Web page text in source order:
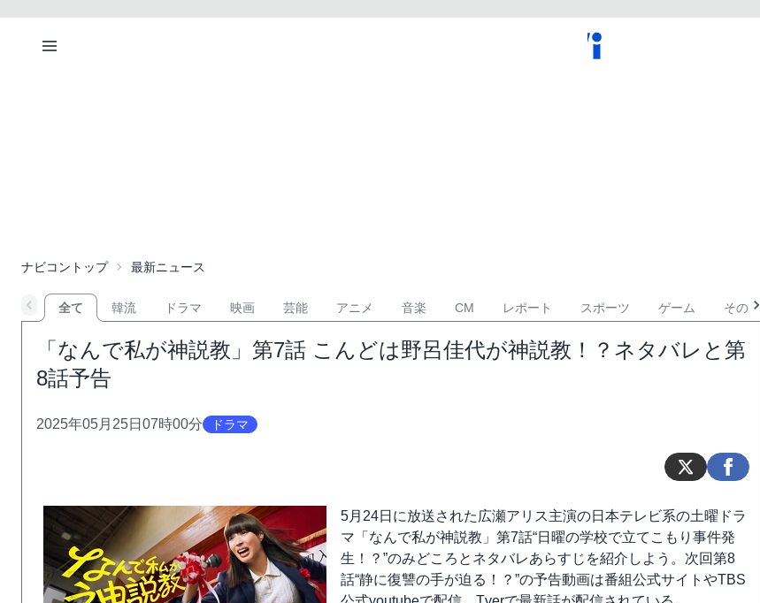
ナビコントップ 最新ニュース
全て 韓流 ドラマ 映画 芸能 アニメ 音楽 CM レポート スポーツ ゲーム その他
「なんで私が神説教」第7話 こんどは野呂佳代が神説教！？ネタバレと第
8話予告
2025年05月25日07時00分 ドラマ
5月24日に放送された広瀬アリス主演の日本テレビ系の土曜ドラ
マ「なんで私が神説教」第7話“日曜の学校で立てこもり事件発
生！？”のみどころとネタバレあらすじを紹介しよう。次回第8
話“静に復讐の手が迫る！？”の予告動画は番組公式サイトやTBS